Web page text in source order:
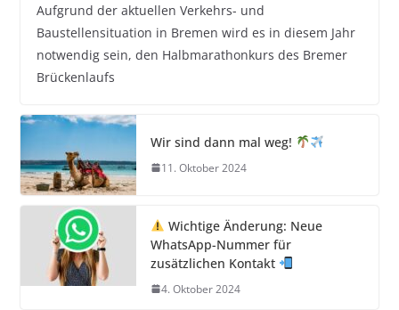
Aufgrund der aktuellen Verkehrs- und
Baustellensituation in Bremen wird es in diesem Jahr
notwendig sein, den Halbmarathonkurs des Bremer
Brückenlaufs
Wir sind dann mal weg!
11. Oktober 2024
Wichtige Änderung: Neue
WhatsApp-Nummer für
zusätzlichen Kontakt
4. Oktober 2024